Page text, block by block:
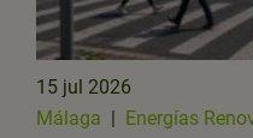
15 jul 2026
Málaga
Energías